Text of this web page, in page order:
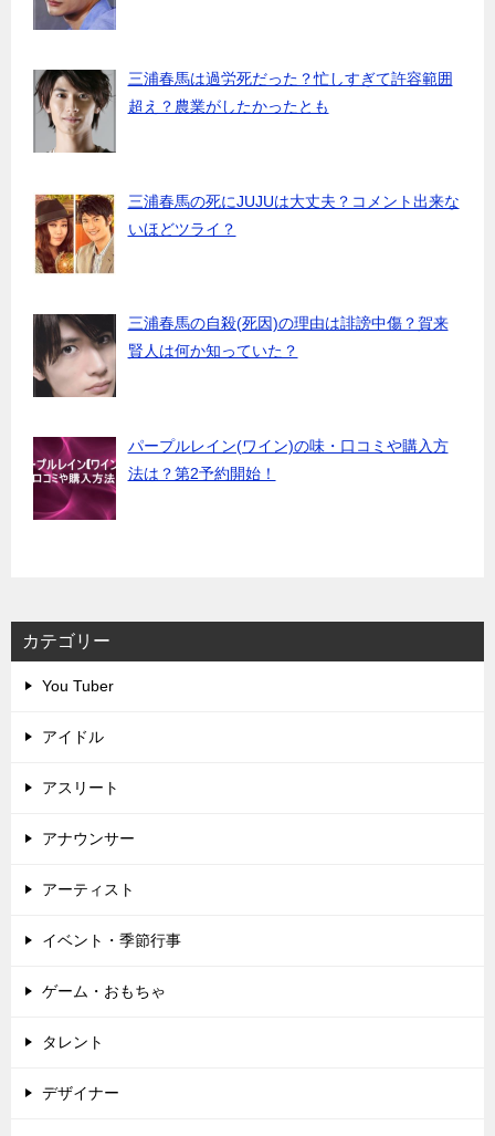
三浦春馬は過労死だった？忙しすぎて許容範囲
超え？農業がしたかったとも
三浦春馬の死にJUJUは大丈夫？コメント出来な
いほどツライ？
三浦春馬の自殺(死因)の理由は誹謗中傷？賀来
賢人は何か知っていた？
パープルレイン(ワイン)の味・口コミや購入方
法は？第2予約開始！
カテゴリー
You Tuber
アイドル
アスリート
アナウンサー
アーティスト
イベント・季節行事
ゲーム・おもちゃ
タレント
デザイナー